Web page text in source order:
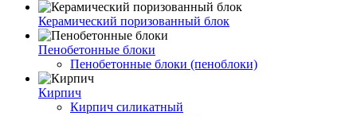
Керамический поризованный блок
Пенобетонные блоки
Пенобетонные блоки (пеноблоки)
Кирпич
Кирпич силикатный